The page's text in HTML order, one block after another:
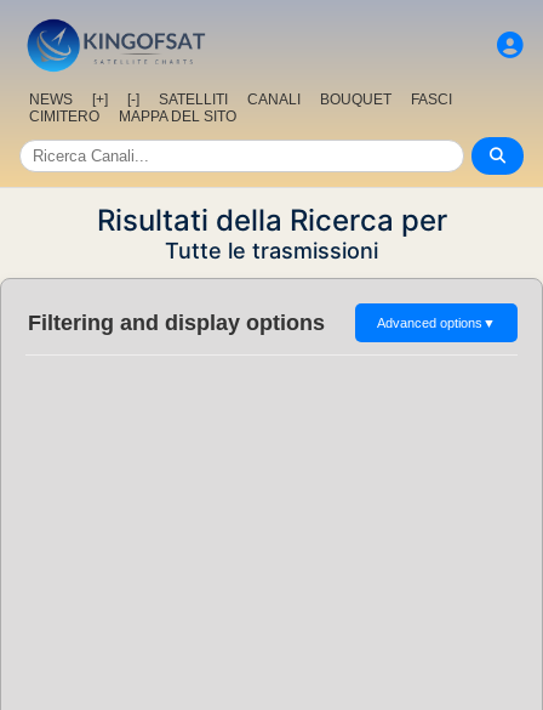
NEWS [+] [-] SATELLITI CANALI BOUQUET
FASCI
CIMITERO
MAPPA DEL SITO
Risultati della Ricerca per
Tutte le trasmissioni
Filtering and display options Advanced options ▼